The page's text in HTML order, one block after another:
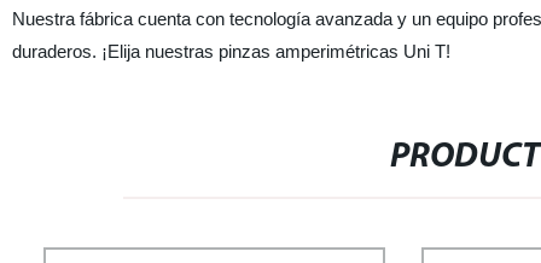
Nuestra fábrica cuenta con tecnología avanzada y un equipo
duraderos. ¡Elija nuestras pinzas amperimétricas Uni T!